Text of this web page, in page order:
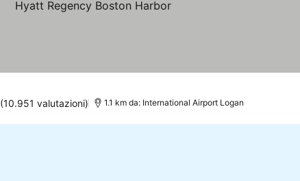
(10.951 valutazioni) 1.1 km da: International Airport Logan